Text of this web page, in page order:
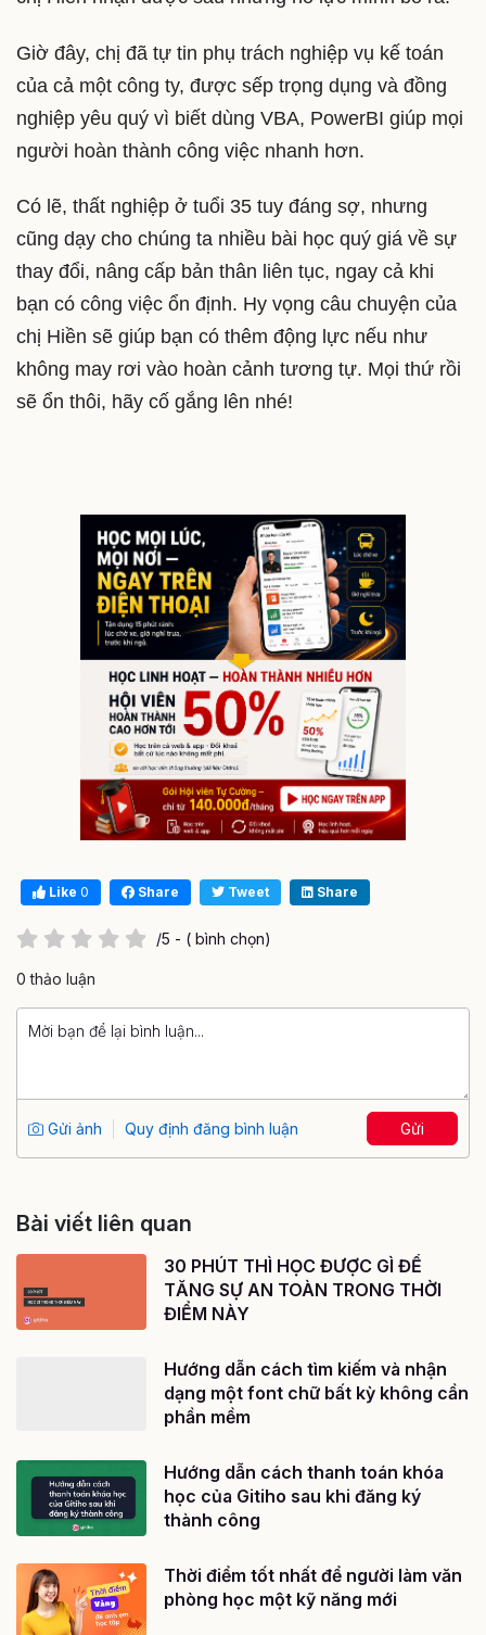
Giờ đây, chị đã tự tin phụ trách nghiệp vụ kế toán
của cả một công ty, được sếp trọng dụng và đồng
nghiệp yêu quý vì biết dùng VBA, PowerBI giúp mọi
người hoàn thành công việc nhanh hơn.
Có lẽ, thất nghiệp ở tuổi 35 tuy đáng sợ, nhưng
cũng dạy cho chúng ta nhiều bài học quý giá về sự
thay đổi, nâng cấp bản thân liên tục, ngay cả khi
bạn có công việc ổn định. Hy vọng câu chuyện của
chị Hiền sẽ giúp bạn có thêm động lực nếu như
không may rơi vào hoàn cảnh tương tự. Mọi thứ rồi
sẽ ổn thôi, hãy cố gắng lên nhé!
Like 0 Share Tweet Share
/5 - ( bình chọn)
0 thảo luận
Gửi ảnh Quy định đăng bình luận Gửi
Bài viết liên quan
30 PHÚT THÌ HỌC ĐƯỢC GÌ ĐỂ
TĂNG SỰ AN TOÀN TRONG THỜI
ĐIỂM NÀY
Hướng dẫn cách tìm kiếm và nhận
dạng một font chữ bất kỳ không cần
phần mềm
Hướng dẫn cách thanh toán khóa
học của Gitiho sau khi đăng ký
thành công
Thời điểm tốt nhất để người làm văn
phòng học một kỹ năng mới